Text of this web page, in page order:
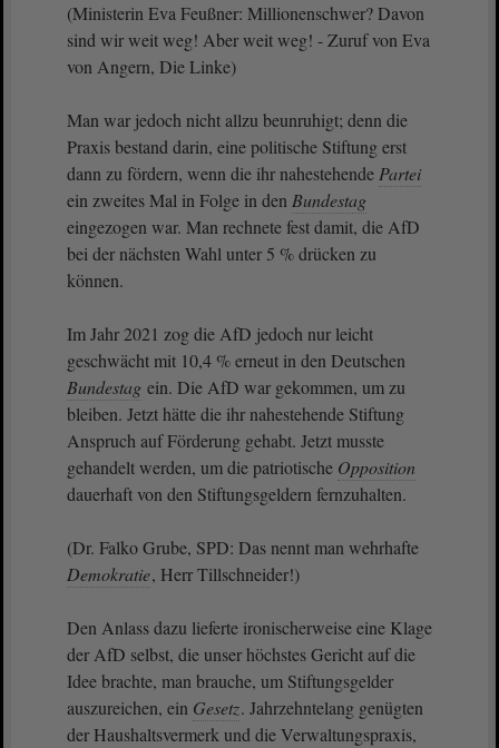
(Ministerin Eva Feußner: Millionenschwer? Davon
sind wir weit weg! Aber weit weg! - Zuruf von Eva
von Angern, Die Linke)
Man war jedoch nicht allzu beunruhigt; denn die
Praxis bestand darin, eine politische Stiftung erst
dann zu fördern, wenn die ihr nahestehende Partei
ein zweites Mal in Folge in den Bundestag
eingezogen war. Man rechnete fest damit, die AfD
bei der nächsten Wahl unter 5 % drücken zu
können.
Im Jahr 2021 zog die AfD jedoch nur leicht
geschwächt mit 10,4 % erneut in den Deutschen
Bundestag ein. Die AfD war gekommen, um zu
bleiben. Jetzt hätte die ihr nahestehende Stiftung
Anspruch auf Förderung gehabt. Jetzt musste
gehandelt werden, um die patriotische Opposition
dauerhaft von den Stiftungsgeldern fernzuhalten.
(Dr. Falko Grube, SPD: Das nennt man wehrhafte
Demokratie, Herr Tillschneider!)
Den Anlass dazu lieferte ironischerweise eine Klage
der AfD selbst, die unser höchstes Gericht auf die
Idee brachte, man brauche, um Stiftungsgelder
auszureichen, ein Gesetz. Jahrzehntelang genügten
der Haushaltsvermerk und die Verwaltungspraxis,